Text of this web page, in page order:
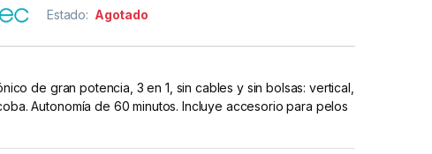
Estado: Agotado
de gran potencia, 3 en 1, sin cables y sin bolsas: vertical,
Autonomía de 60 minutos. Incluye accesorio para pelos